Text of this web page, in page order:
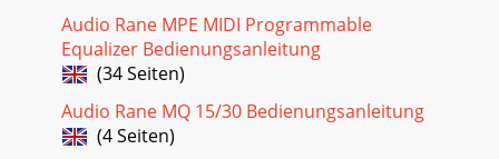
Audio Rane MPE MIDI Programmable
Equalizer Bedienungsanleitung
(34 Seiten)
Audio Rane MQ 15/30 Bedienungsanleitung
(4 Seiten)